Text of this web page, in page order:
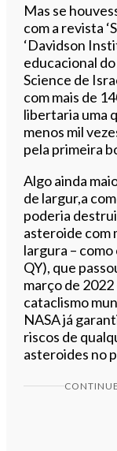
Mas se
com a revista
‘Davidson
educacional
Science de
com mais de
libertaria uma
menos mil
pela primeira
Algo ainda
de largur,a
poderia
asteroide com
largura –
QY), que
março de
cataclismo
NASA já
riscos de
asteroides no